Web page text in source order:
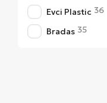
Evci Plastic 36
Bradas 35